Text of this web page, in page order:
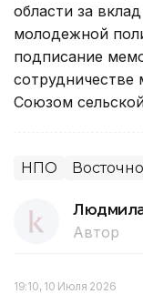
области за
молодежной
подписание
Союзом
НПО
Автор
19:10, 10 Июля 2026